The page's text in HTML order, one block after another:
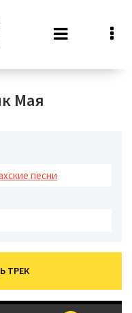
Мая
песни
ТРЕК